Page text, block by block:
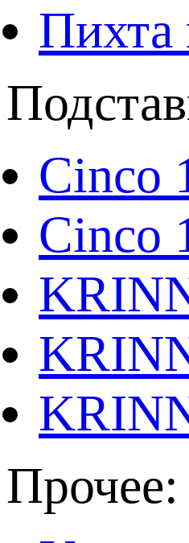
Пихта
Cinco
Cinco
Прочее: